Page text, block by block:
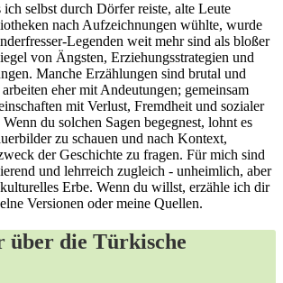
selbst⁣ durch Dörfer reiste,‌ alte ‌Leute
⁤nach ‌Aufzeichnungen‍ wühlte, wurde
Legenden ‌weit mehr sind ​als bloßer
von Ängsten, Erziehungsstrategien und
Manche Erzählungen ‌sind brutal und⁢
eher mit Andeutungen; gemeinsam
mit Verlust, Fremdheit und⁤ sozialer
du ‌solchen Sagen begegnest, ​lohnt es
zu schauen und nach Kontext,
der Geschichte zu fragen.‌ Für ⁢mich sind
​und lehrreich zugleich -​ unheimlich, aber
Erbe. Wenn du‍ willst, ‌erzähle ich dir
Versionen oder meine Quellen.
über die Türkische